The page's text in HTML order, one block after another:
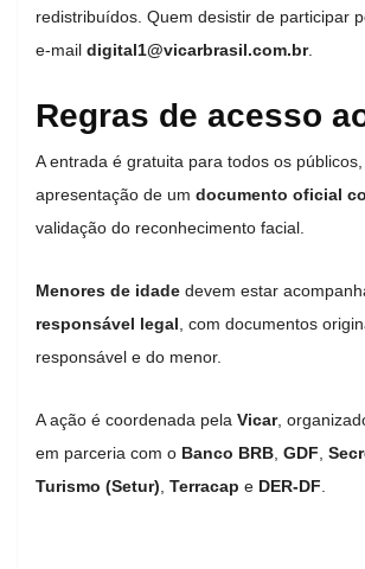
redistribuídos. Quem desistir de participar
e-mail digital1@vicarbrasil.com.br.
Regras de acesso
A entrada é gratuita para todos os
apresentação de um documento oficial
validação do reconhecimento facial.
Menores de idade devem estar
responsável legal , com documentos
responsável e do menor.
A ação é coordenada pela Vicar,
em parceria com o Banco BRB GDF
Turismo (Setur) Terracap e DER-DF